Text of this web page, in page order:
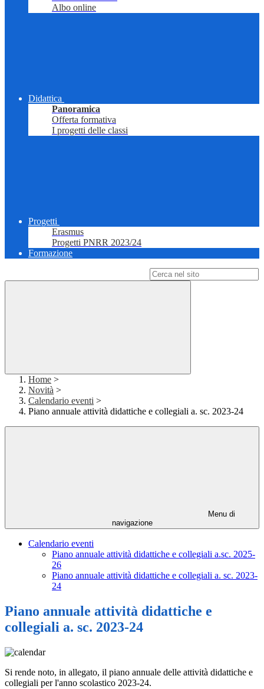
Albo online
Didattica
Panoramica
Offerta formativa
I progetti delle classi
Progetti
Erasmus
Progetti PNRR 2023/24
Formazione
Home >
Novità >
Calendario eventi >
Piano annuale attività didattiche e collegiali a. sc. 2023-24
Menu di
navigazione
Calendario eventi
Piano annuale attività didattiche e collegiali a.sc. 2025-
26
Piano annuale attività didattiche e collegiali a. sc. 2023-
24
Piano annuale attività didattiche e
collegiali a. sc. 2023-24
Si rende noto, in allegato, il piano annuale delle attività didattiche e
collegiali per l'anno scolastico 2023-24.